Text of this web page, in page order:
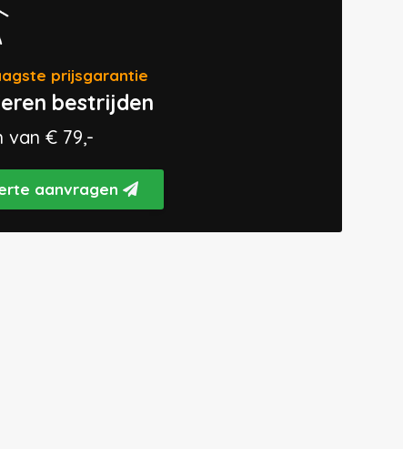
prijsgarantie
bestrijden
van € 79,-
aanvragen